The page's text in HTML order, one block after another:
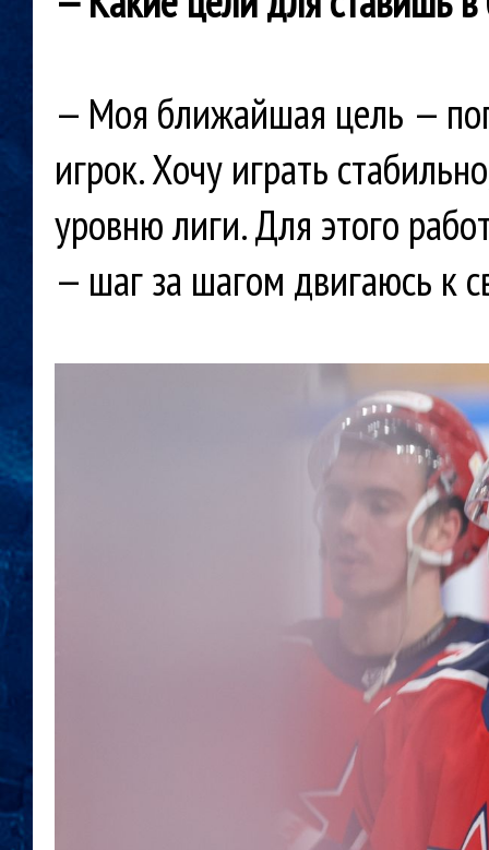
— Моя ближайшая цель —
игрок. Хочу играть
уровню лиги. Для этого
— шаг за шагом двигаюсь к